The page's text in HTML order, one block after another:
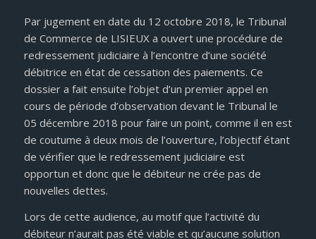
Par jugement en date du 12 octobre 2018, le Tribunal
de Commerce de LISIEUX a ouvert une procédure de
redressement judiciaire à l’encontre d’une société
débitrice en état de cessation des paiements. Ce
dossier a fait ensuite l’objet d’un premier appel en
cours de période d’observation devant le Tribunal le
05 décembre 2018 pour faire un point, comme il en est
de coutume à deux mois de l’ouverture, l’objectif étant
de vérifier que le redressement judiciaire est
opportun et donc que le débiteur ne crée pas de
nouvelles dettes.
Lors de cette audience, au motif que l’activité du
débiteur n’aurait pas été viable et qu’aucune solution